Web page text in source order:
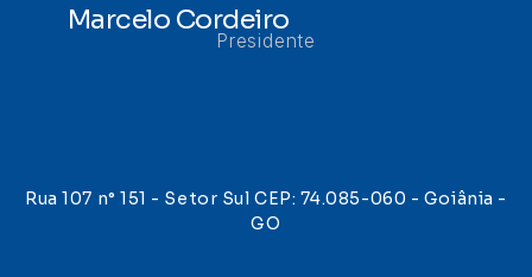
Marcelo Cordeiro
Presidente
Rua 107 n° 151 - Setor Sul CEP: 74.085-060 - Goiânia -
GO